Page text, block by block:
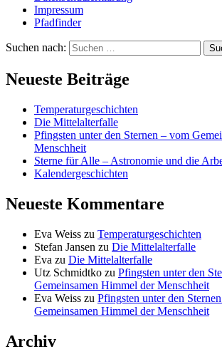
Impressum
Pfadfinder
Suchen nach:
Neueste Beiträge
Temperaturgeschichten
Die Mittelalterfalle
Pfingsten unter den Sternen – vom
Menschheit
Sterne für Alle – Astronomie und die
Kalendergeschichten
Neueste Kommentare
Eva Weiss zu Temperaturgeschichten
Stefan Jansen zu Die Mittelalterfalle
Eva zu Die Mittelalterfalle
Utz Schmidtko zu Pfingsten unter den
Gemeinsamen Himmel der Menschheit
Eva Weiss zu Pfingsten unter den
Gemeinsamen Himmel der Menschheit
Archiv